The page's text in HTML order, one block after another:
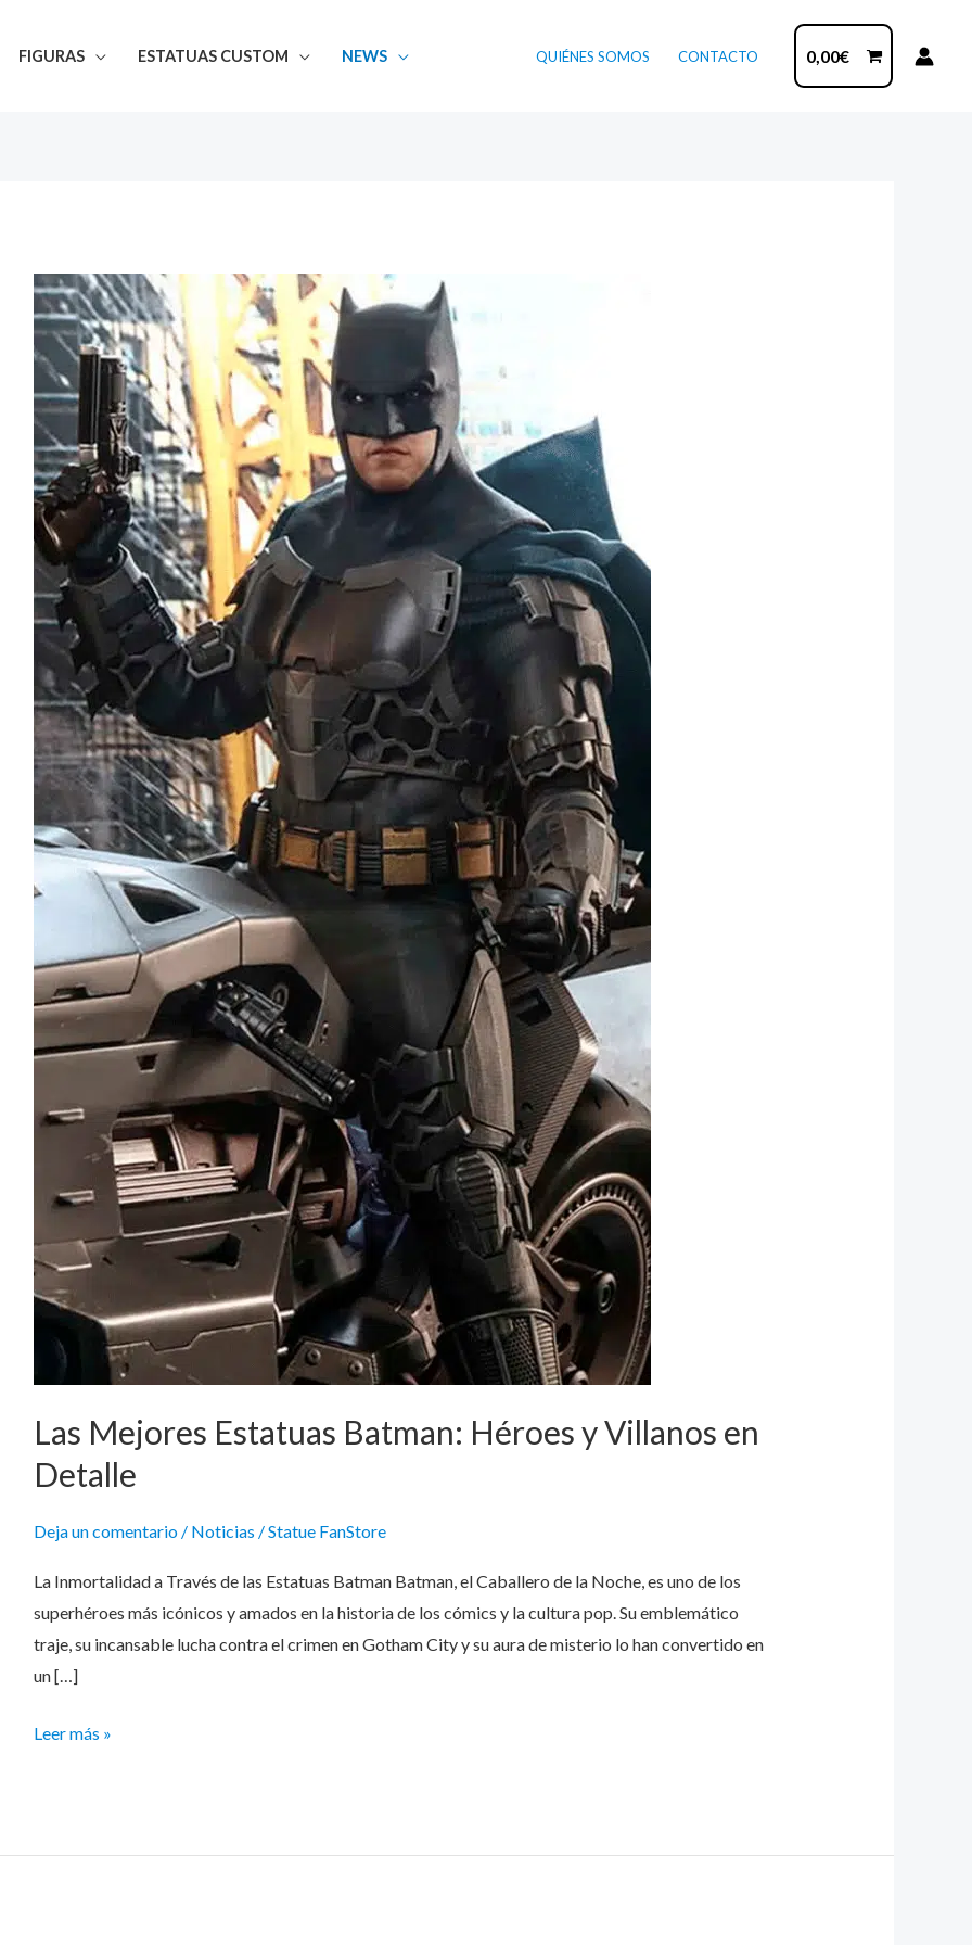
FIGURAS ESTATUAS CUSTOM NEWS QUIÉNES SOMOS CONTACTO 0,00€
Las Mejores Estatuas Batman: Héroes y Villanos en
Detalle
Deja un comentario / Noticias /Statue FanStore
La Inmortalidad a Través de las Estatuas Batman Batman, el Caballero de la Noche, es uno de los
superhéroes más icónicos y amados en la historia de los cómics y la cultura pop. Su emblemático
traje, su incansable lucha contra el crimen en Gotham City y su aura de misterio lo han convertido en
un […]
Las
Mejores
Estatuas
Batman:
Héroes
y
Villanos
en
Detalle
Leer más »